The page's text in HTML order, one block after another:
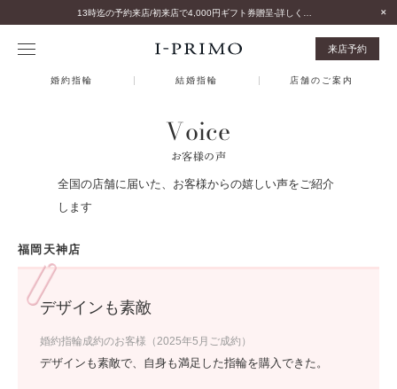
来店予約
婚約指輪 結婚指輪 店舗のご案内
Voice
お客様の声
全国の店舗に届いた、お客様からの嬉しい声をご紹介
します
福岡天神店
デザインも素敵
婚約指輪成約のお客様（2025年5月ご成約）
デザインも素敵で、自身も満足した指輪を購入できた。